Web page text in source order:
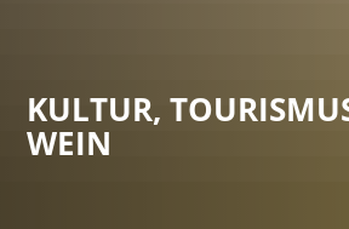
KULTUR,
WEIN